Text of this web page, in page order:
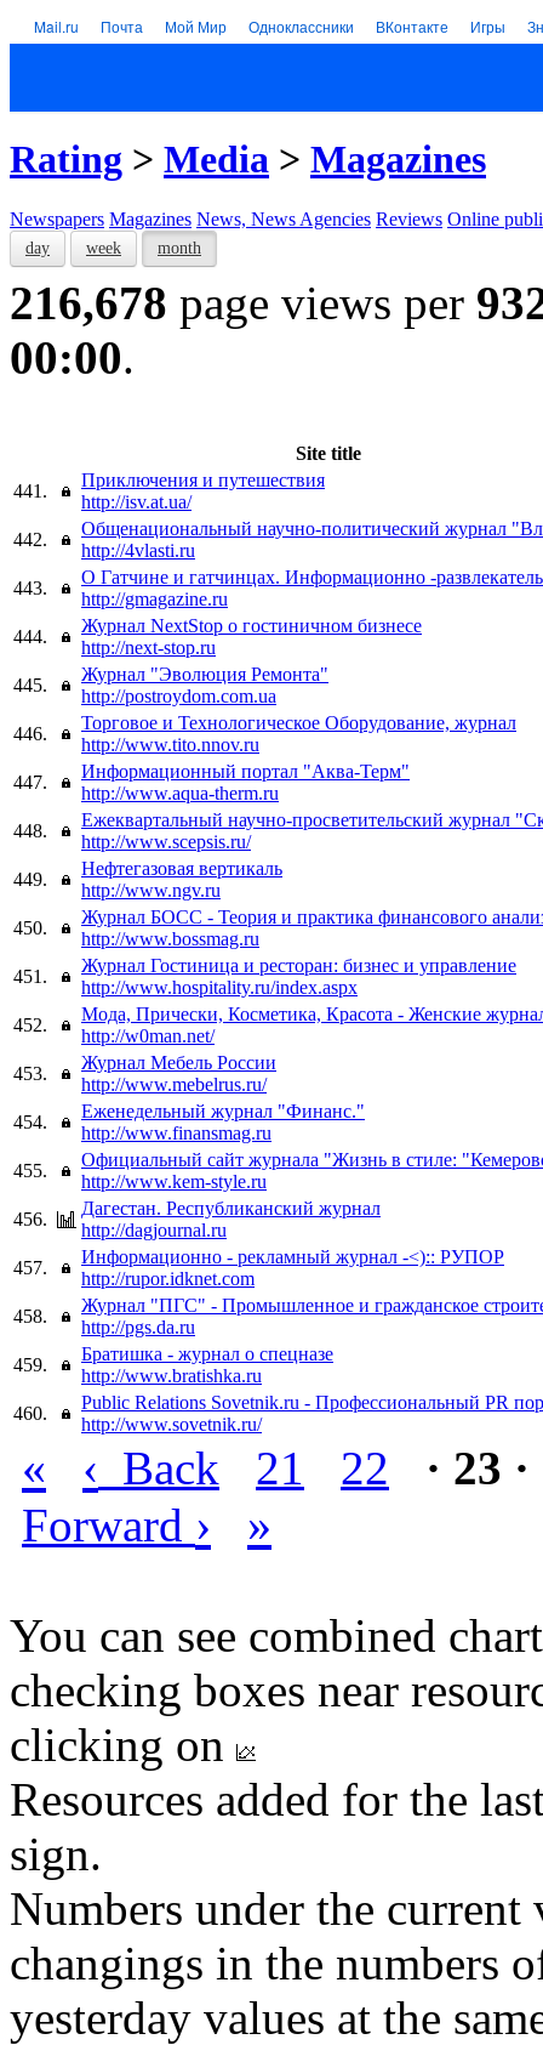
Mail.ru Почта Мой Мир Одноклассники ВКонтакте Игры
Rating > Media > Magazines
Newspapers Magazines News, News Agencies Reviews Online
day week month
216,678 page views per
00:00.
Site title
441.
Приключения и путешествия
http://isv.at.ua/
442.
Общенациональный научно-политический журнал
http://4vlasti.ru
443.
О Гатчине и гатчинцах. Информационно -
http://gmagazine.ru
444.
Журнал NextStop о гостиничном бизнесе
http://next-stop.ru
445.
Журнал "Эволюция Ремонта"
http://postroydom.com.ua
446.
Торговое и Технологическое Оборудование, журнал
http://www.tito.nnov.ru
447.
Информационный портал "Аква-Терм"
http://www.aqua-therm.ru
448.
Ежеквартальный научно-просветительский журнал
http://www.scepsis.ru/
449.
Нефтегазовая вертикаль
http://www.ngv.ru
450.
Журнал БОСС - Теория и практика финансового
http://www.bossmag.ru
451.
Журнал Гостиница и ресторан: бизнес и управление
http://www.hospitality.ru/index.aspx
452.
Мода, Прически, Косметика, Красота - Женские
http://w0man.net/
453.
Журнал Мебель России
http://www.mebelrus.ru/
454.
Еженедельный журнал "Финанс."
http://www.finansmag.ru
455.
Официальный сайт журнала "Жизнь в стиле:
http://www.kem-style.ru
456.
Дагестан. Республиканский журнал
http://dagjournal.ru
457.
Информационно - рекламный журнал -<):: РУПОР
http://rupor.idknet.com
458.
Журнал "ПГС" - Промышленное и гражданское
http://pgs.da.ru
459.
Братишка - журнал о спецназе
http://www.bratishka.ru
460.
Public Relations Sovetnik.ru - Профессиональный PR
http://www.sovetnik.ru/
« ‹ Back 21 22
· 23 ·
Forward › »
You can see combined
checking boxes near
clicking on
Resources added for the
sign.
Numbers under the
changings in the numbers
yesterday values at the